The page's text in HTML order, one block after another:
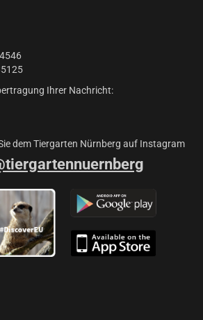
Ihrer Nachricht:
dem Tiergarten Nürnberg auf Instagram